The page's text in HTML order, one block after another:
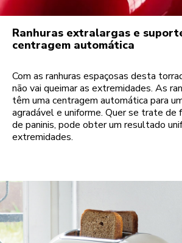
Ranhuras extralargas e
centragem automática
Com as ranhuras espaçosas desta
não vai queimar as extremidades. As
têm uma centragem automática para
agradável e uniforme. Quer se trate de
de paninis, pode obter um resultado
extremidades.